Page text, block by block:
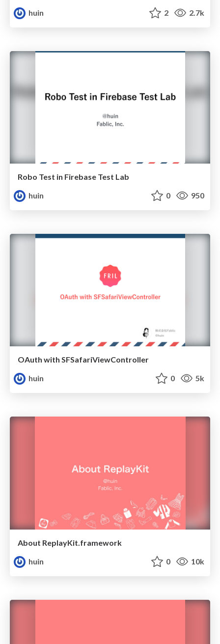
huin
2 2.7k
Robo Test in Firebase Test Lab
huin
0 950
OAuth with SFSafariViewController
huin
0 5k
About ReplayKit.framework
huin
0 10k